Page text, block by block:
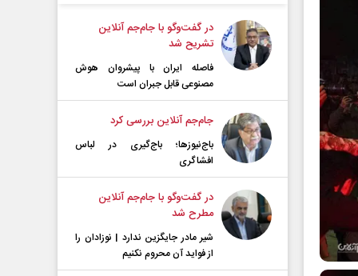
در گفت‌و‌گو با جام‌جم آنلاین
تشریح شد
فاصله ایران با پیشرو‌ان هوش
مصنوعی قابل جبران است
جام‌جم آنلاین بررسی کرد
باج‌نیوزها؛ باج‌گیری در لباس
افشاگری
در گفت‌و‌گو با جام‌جم آنلاین
مطرح شد
شیر مادر جایگزین ندارد | نوزادان را
از فواید آن محروم نکنیم